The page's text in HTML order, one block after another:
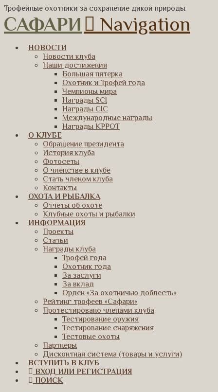
Трофейные охотники за сохранение дикой природы
САФАРИ Navigation
НОВОСТИ
Новости клуба
Наши достижения
Большая пятерка
Охотник и Трофей года
Чемпионы мира
Награды SCI
Награды CIC
Международные награды
Награды КРРОТ
О КЛУБЕ
Обращение президента
История клуба
Фотосеты
О членстве в клубе
Стать членом клуба
Контакты
ОХОТА И РЫБАЛКА
Отчеты об охоте
Клубные охоты и рыбалки
ИНФОРМАЦИЯ
Проекты
Статьи
Награды клуба
Трофей года
Охотник года
За заслуги
За вклад
Орден «За охотничью доблесть»
Рейтинг трофеев «Сафари»
Протестировано членами клуба
Тестирование оружия
Тестирование снаряжения
Тестовые охоты
Партнеры
Дисконтная система (товары и услуги)
ВСТУПИТЬ В КЛУБ
ВХОД ИЛИ РЕГИСТРАЦИЯ
ПОИСК